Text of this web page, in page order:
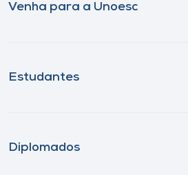
Venha para a Unoesc
Estudantes
Diplomados